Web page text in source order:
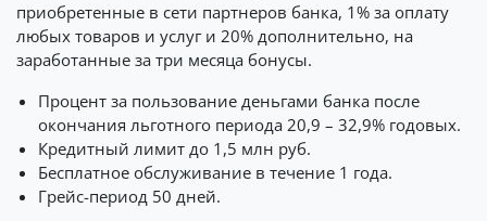
приобретенные в сети партнеров банка, 1% за оплату
любых товаров и услуг и 20% дополнительно, на
заработанные за три месяца бонусы.
Процент за пользование деньгами банка после
окончания льготного периода 20,9 – 32,9% годовых.
Кредитный лимит до 1,5 млн руб.
Бесплатное обслуживание в течение 1 года.
Грейс-период 50 дней.